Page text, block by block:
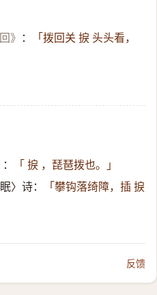
》 ：
「拨回关 捩 头头看，
：
「 捩 ，琵琶拨也。」
〉诗：
「攀钩落绮障，插 捩
反馈